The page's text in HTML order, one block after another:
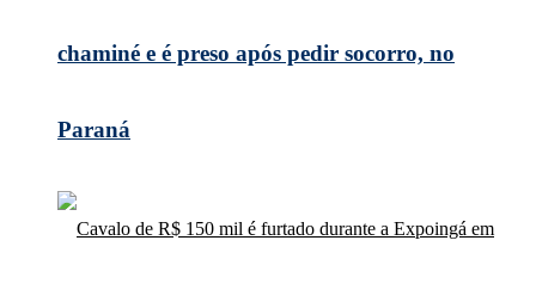
chaminé e é preso após pedir socorro, no
Paraná